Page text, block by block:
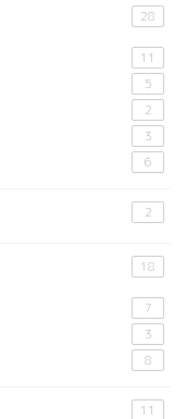
28
11
5
2
3
6
2
18
7
3
8
11